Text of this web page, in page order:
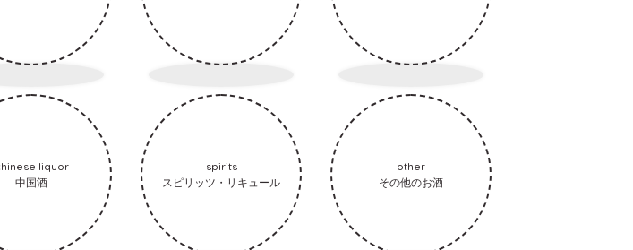
liquor
中国酒
spirits
スピリッツ・リキュール
other
その他のお酒